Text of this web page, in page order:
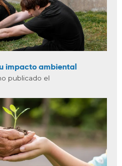
impacto ambiental
publicado el